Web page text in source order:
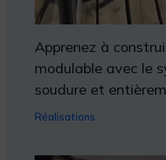
Apprenez à
modulable avec le
soudure et
Réalisations